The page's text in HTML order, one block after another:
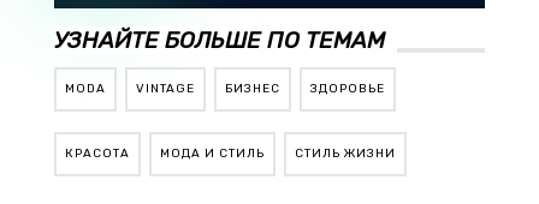
УЗНАЙТЕ БОЛЬШЕ ПО ТЕМАМ
MODA VINTAGE БИЗНЕС ЗДОРОВЬЕ
КРАСОТА МОДА И СТИЛЬ СТИЛЬ ЖИЗНИ